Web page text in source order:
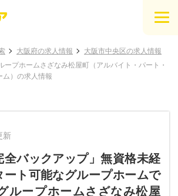
大阪府の求人情報
大阪市中央区の求人情報
ープホームさざなみ松屋町（アルバイト・パート・
ム）の求人情報
新
全バックアップ」無資格未経
ート可能なグループホームで
ループホームさざなみ松屋